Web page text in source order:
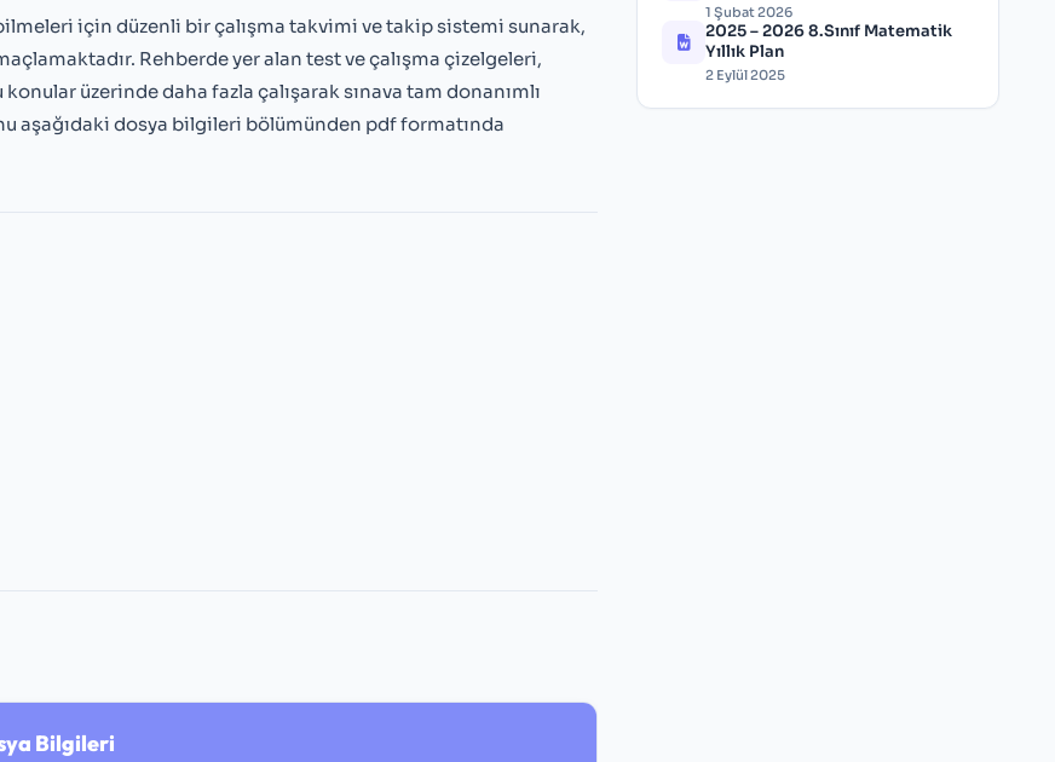
için düzenli bir çalışma takvimi ve takip sistemi sunarak,
Rehberde yer alan test ve çalışma çizelgeleri,
üzerinde daha fazla çalışarak sınava tam donanımlı
aşağıdaki dosya bilgileri bölümünden pdf formatında
Bilgileri
1 Şubat 2026
2025 – 2026 8.Sınıf Matematik
Yıllık Plan
2 Eylül 2025